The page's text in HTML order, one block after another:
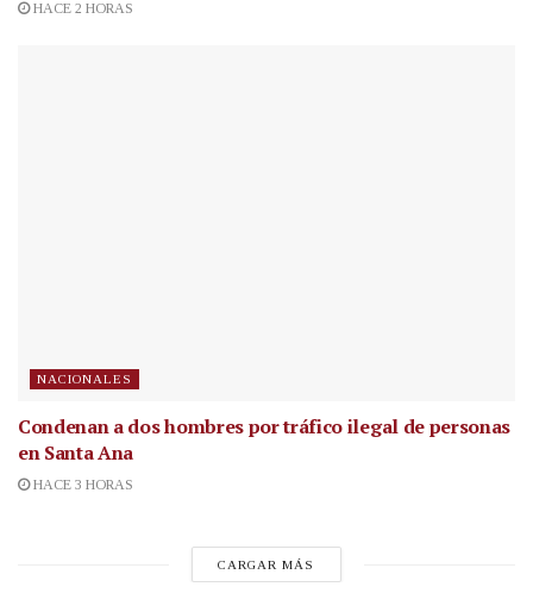
HACE 2 HORAS
NACIONALES
Condenan a dos hombres por tráfico ilegal de personas
en Santa Ana
HACE 3 HORAS
CARGAR MÁS